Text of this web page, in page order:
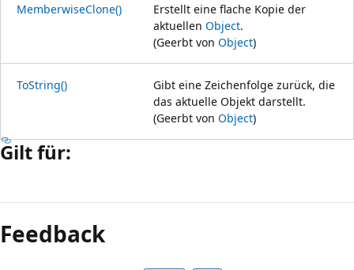
MemberwiseClone()
Erstellt eine flache Kopie der
aktuellen Object.
(Geerbt von Object)
ToString()
Gibt eine Zeichenfolge zurück, die
das aktuelle Objekt darstellt.
(Geerbt von Object)
Gilt für:
deaktiviert
Feedback